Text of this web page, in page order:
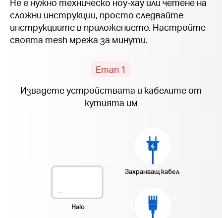
Не е нужно техническо ноу-хау или четене на
сложни инструкции, просто следвайте
инструкциите в приложението. Настройте
своята mesh мрежа за минути.
Етап 1
Извадете устройствата и кабелите от
кутията им
Halo
Захранващ кабел